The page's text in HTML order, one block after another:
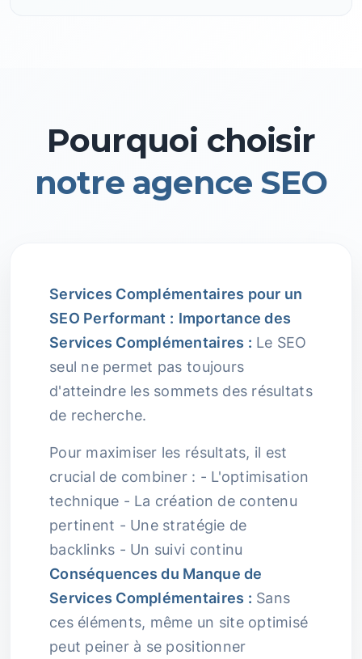
Pourquoi choisir
notre agence SEO
Services Complémentaires pour un
SEO Performant : Importance des
Services Complémentaires : Le SEO
seul ne permet pas toujours
d'atteindre les sommets des résultats
de recherche.
Pour maximiser les résultats, il est
crucial de combiner : - L'optimisation
technique - La création de contenu
pertinent - Une stratégie de
backlinks - Un suivi continu
Conséquences du Manque de
Services Complémentaires : Sans
ces éléments, même un site optimisé
peut peiner à se positionner